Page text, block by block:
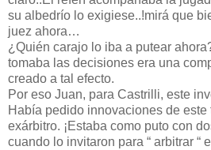
su albedrío lo exigiese..!mirá que
juez ahora…
¿Quién carajo lo iba a putear
tomaba las decisiones era una
creado a tal efecto.
Por eso Juan, para Castrilli, este
Había pedido innovaciones de este
exárbitro. ¡Estaba como puto con
cuando lo invitaron para “ arbitrar “